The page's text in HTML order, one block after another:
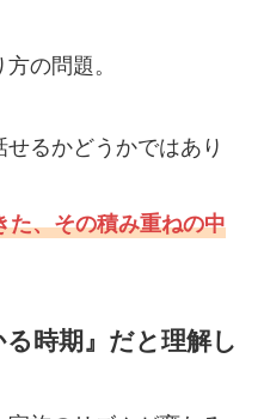
の問題。
るかどうかではあり
た、その積み重ねの中
る時期』だと理解し